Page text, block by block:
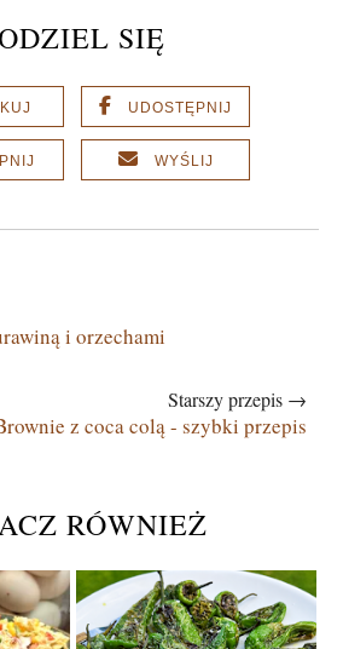
SIĘ
UDOSTĘPNIJ
WYŚLIJ
i orzechami
Starszy przepis →
z coca colą - szybki przepis
RÓWNIEŻ